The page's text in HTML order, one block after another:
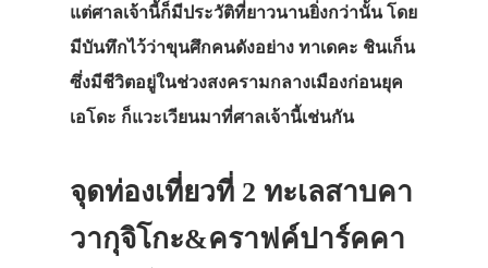
แต่ศาลเจ้านี้ก็มีประวัติที่ยาวนานยิ่งกว่านั้น โดย
มีบันทึกไว้ว่าขุนศึกคนดังอย่าง ทาเดคะ ชินเก็น
ซึ่งมีชีวิตอยู่ในช่วงสงครามกลางเมืองก่อนยุค
เอโดะ ก็แวะเวียนมาที่ศาลเจ้านี้เช่นกัน
จุดท่องเที่ยวที่ 2 ทะเลสาบคา
วากุจิโกะ&คราฟค์ปาร์คคา
ประเทศญี่ปุ่น
เที่ยวญี่ปุ่นด้ว
เอง
เดินทาง
ทัวร์